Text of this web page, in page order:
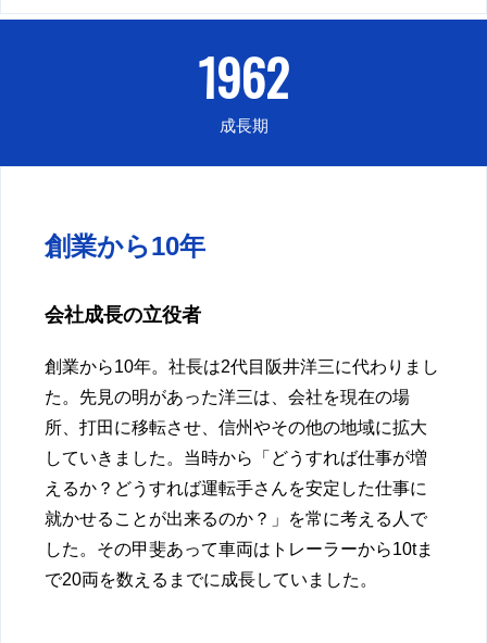
1962
成長期
創業から10年
会社成長の立役者
創業から10年。社長は2代目阪井洋三に代わりまし
た。先見の明があった洋三は、会社を現在の場
所、打田に移転させ、信州やその他の地域に拡大
していきました。当時から「どうすれば仕事が増
えるか？どうすれば運転手さんを安定した仕事に
就かせることが出来るのか？」を常に考える人で
した。その甲斐あって車両はトレーラーから10tま
で20両を数えるまでに成長していました。